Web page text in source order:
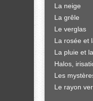
La neige
La grêle
Le verglas
La rosée et
La pluie et
Halos,
Les
Le rayon